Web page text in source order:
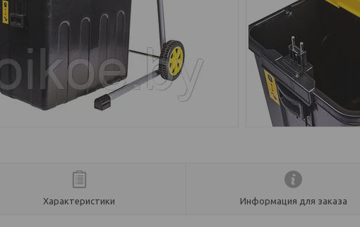
Характеристики Информация для заказа